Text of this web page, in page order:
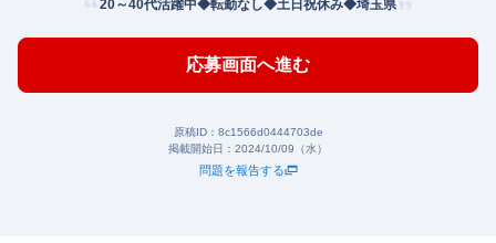
20～40代活躍中◆転勤なし◆土日祝休み◆埼玉県
応募画面へ進む
原稿ID： 8c1566d0444703de
掲載開始日： 2024/10/09（水）
問題を報告する